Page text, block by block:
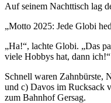
Auf seinem Nachttisch lag
„Motto 2025: Jede Globi
„Ha!“, lachte Globi. „Das
viele Hobbys hat, dann ich!“
Schnell waren Zahnbürste,
und c) Davos im Rucksack
zum Bahnhof Gersag.